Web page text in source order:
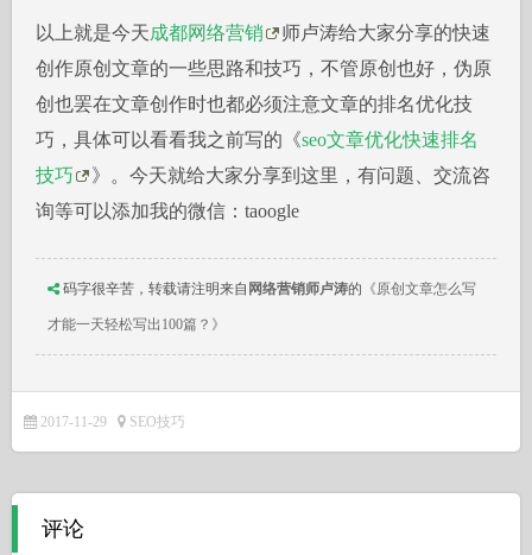
以上就是今天成都网络营销
师卢涛给大家分享的快速
创作原创文章的一些思路和技巧，不管原创也好，伪原
创也罢在文章创作时也都必须注意文章的排名优化技
巧，具体可以看看我之前写的《seo文章优化快速排名
技巧
》。今天就给大家分享到这里，有问题、交流咨
询等可以添加我的微信：taoogle
码字很辛苦，转载请注明来自 网络营销师卢涛的 《原创文章怎么写
才能一天轻松写出100篇？》
2017-11-29 SEO技巧
评论